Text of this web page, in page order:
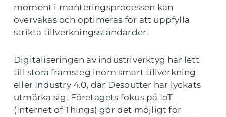
moment i monteringsprocessen kan
övervakas och optimeras för att uppfylla
strikta tillverkningsstandarder.
Digitaliseringen av industriverktyg har lett
till stora framsteg inom smart tillverkning
eller Industry 4.0, där Desoutter har lyckats
utmärka sig. Företagets fokus på IoT
(Internet of Things) gör det möjligt för